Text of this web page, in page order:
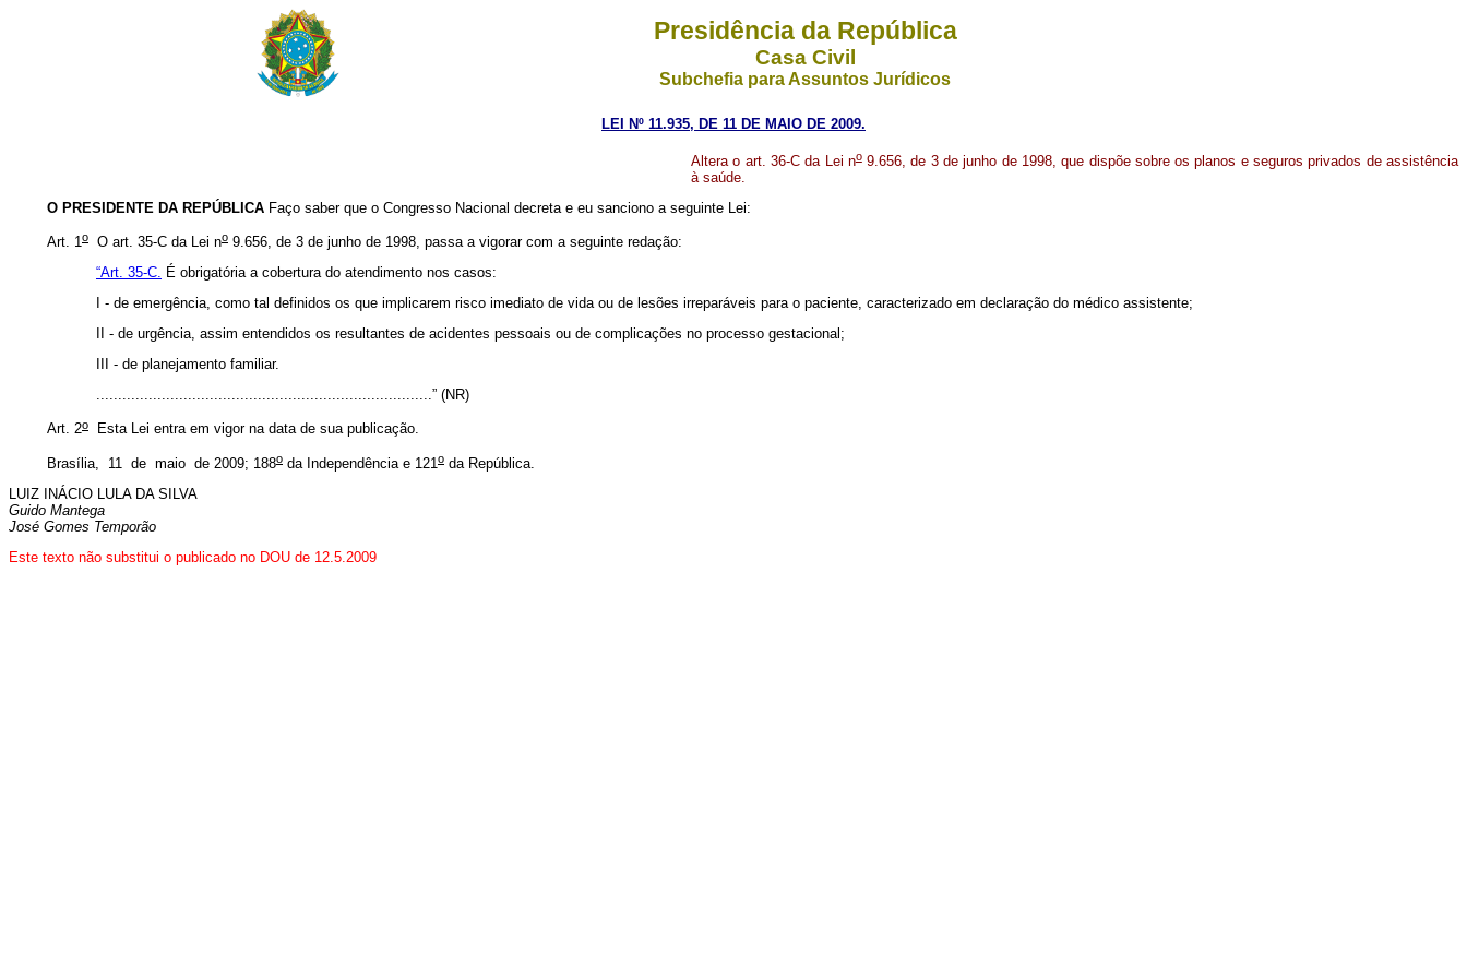
Presidência da República
Casa Civil
Subchefia para Assuntos Jurídicos
LEI Nº 11.935, DE 11 DE MAIO DE 2009.
Altera o art. 36-C da Lei no9.656, de 3 de junho de 1998, que dispõe sobre os planos e seguros privados de assistência
à saúde.
O PRESIDENTE DA REPÚBLICA Faço saber que o Congresso Nacional decreta e eu sanciono a seguinte Lei:
Art. 1o O art. 35-C da Lei no 9.656, de 3 de junho de 1998, passa a vigorar com a seguinte redação:
“Art. 35-C. É obrigatória a cobertura do atendimento nos casos:
I - de emergência, como tal definidos os que implicarem risco imediato de vida ou de lesões irreparáveis para o paciente, caracterizado em declaração do médico assistente;
II - de urgência, assim entendidos os resultantes de acidentes pessoais ou de complicações no processo gestacional;
III - de planejamento familiar.
.............................................................................” (NR)
Art. 2o Esta Lei entra em vigor na data de sua publicação.
Brasília, 11 de maio de 2009; 188o da Independência e 121 o da República.
LUIZ INÁCIO LULA DA SILVA
Guido Mantega
José Gomes Temporão
Este texto não substitui o publicado no DOU de 12.5.2009